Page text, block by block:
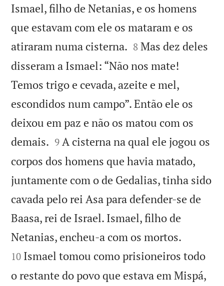
Ismael, filho de Netanias, e os homens
que estavam com ele os mataram e os
atiraram numa cisterna. 

8 Mas dez deles
disseram a Ismael: “Não nos mate!
Temos trigo e cevada, azeite e mel,
escondidos num campo”. Então ele os
deixou em paz e não os matou com os
demais. 

9 A cisterna na qual ele jogou os
corpos dos homens que havia matado,
juntamente com o de Gedalias, tinha sido
cavada pelo rei Asa para defender-se de
Baasa, rei de Israel. Ismael, filho de
Netanias, encheu-a com os mortos.
10 Ismael tomou como prisioneiros todo
o restante do povo que estava em Mispá,